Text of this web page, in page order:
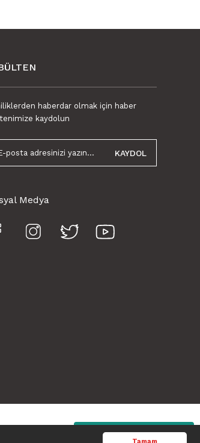
Tamam
Whatsapp
haberdar olmak için haber
kaydolun
KAYDOL
Medya